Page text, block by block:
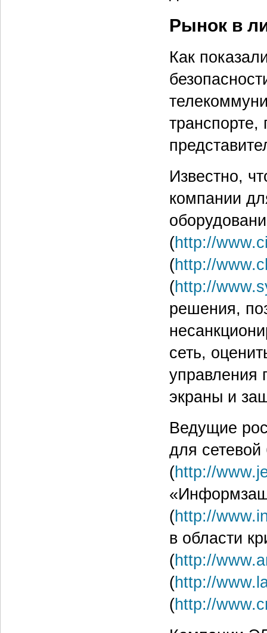
Рынок в
Как
транспорте,
Известно,
компании
(http://
(http://
(http://
решения,
сеть,
управления
экраны и
Ведущие
для
(http://
(http://
в области
(http://
(http://
(http://